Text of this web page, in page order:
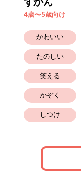
ずかん
4歳〜5歳向け
かわいい
たのしい
笑える
かぞく
しつけ